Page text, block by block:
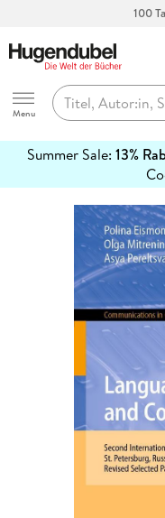
Hugendubel
Menu
Summer Sale: 13%
erfahren